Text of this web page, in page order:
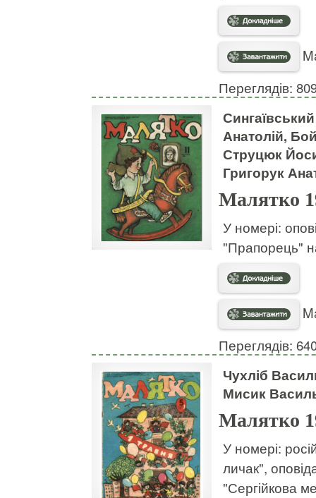
Переглядів:
Анатолій,
Струцюк
Григорук
Малятко
У номері:
"Прапорець"
Переглядів:
Чухліб
Мисик
Малятко
У номері:
личак",
"Сергійкова